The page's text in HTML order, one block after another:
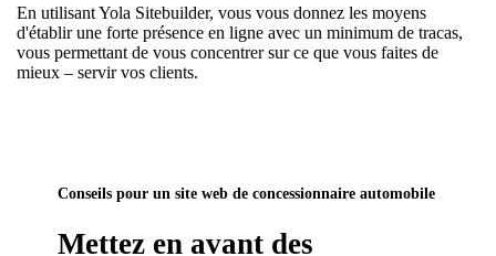
En utilisant Yola Sitebuilder, vous vous donnez les moyens
d'établir une forte présence en ligne avec un minimum de tracas,
vous permettant de vous concentrer sur ce que vous faites de
mieux – servir vos clients.
Conseils pour un site web de concessionnaire automobile
Mettez en avant des